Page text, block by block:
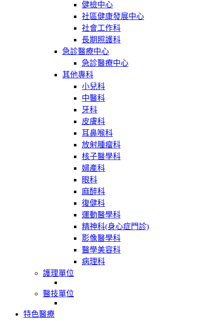
健檢中心
社區健康發展中心
社會工作科
長期照護科
急診醫療中心
急診醫療中心
其他專科
小兒科
中醫科
牙科
皮膚科
耳鼻喉科
放射腫瘤科
核子醫學科
婦產科
眼科
麻醉科
復健科
運動醫學科
精神科(身心症門診)
影像醫學科
醫學美容科
病理科
護理單位
醫技單位
特色醫療